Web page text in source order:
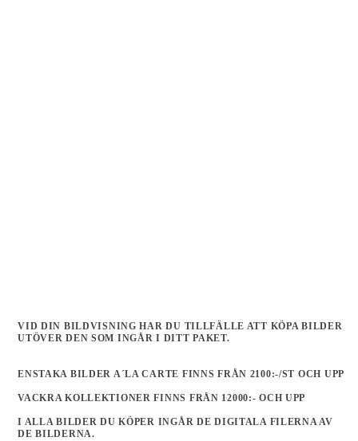
VID DIN BILDVISNING HAR DU TILLFÄLLE ATT KÖPA BILDER
UTÖVER DEN SOM INGÅR I DITT PAKET.
ENSTAKA BILDER A´LA CARTE FINNS FRÅN 2100:-/ST OCH UPP
VACKRA KOLLEKTIONER FINNS FRÅN 12000:- OCH UPP
I ALLA BILDER DU KÖPER INGÅR DE DIGITALA FILERNA AV
DE BILDERNA.